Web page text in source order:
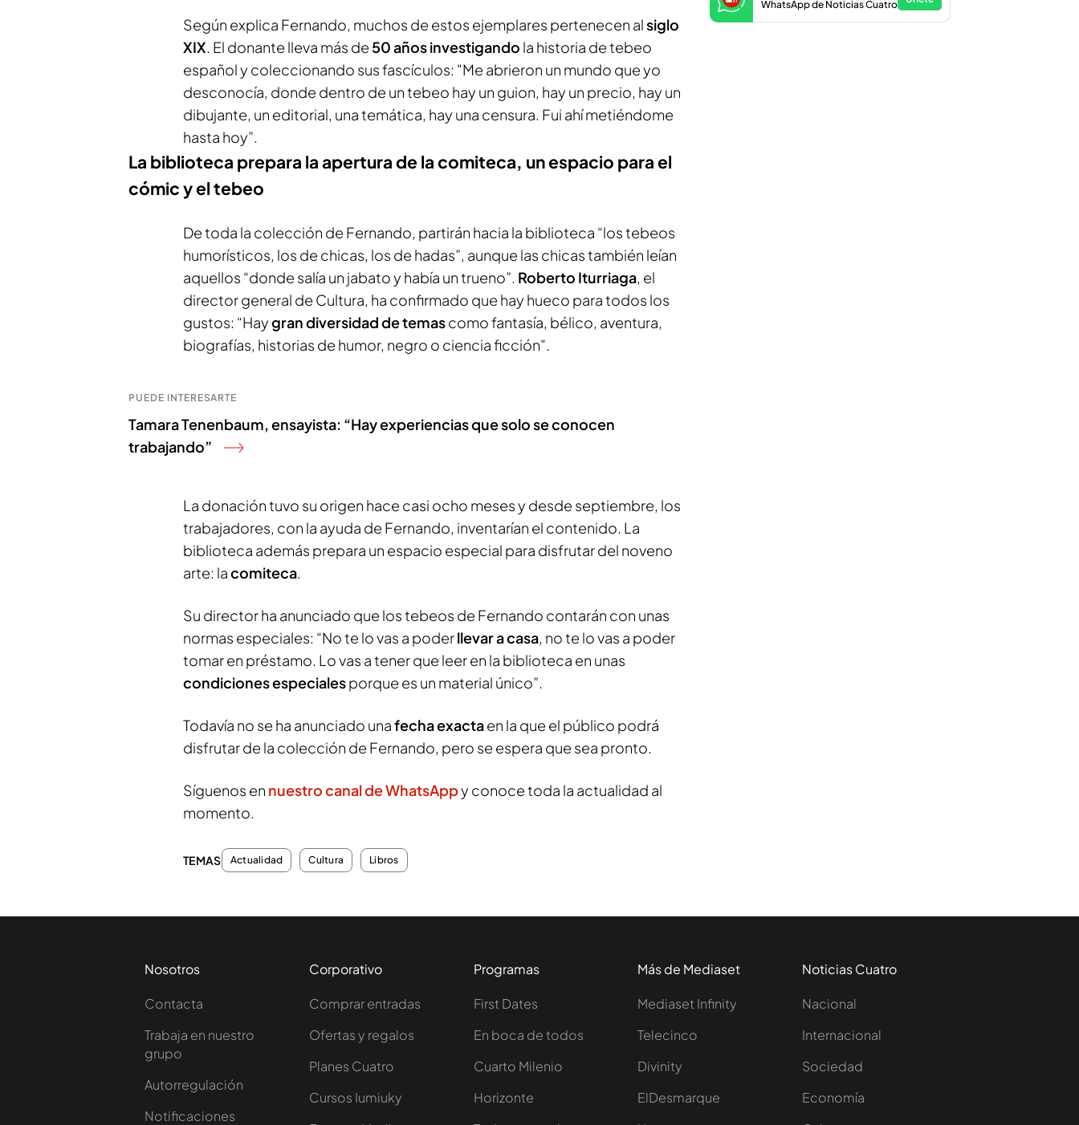
Según explica Fernando, muchos de estos ejemplares pertenecen alsiglo
XIX. El donante lleva más de 50 años investigando la historia de tebeo
español y coleccionando sus fascículos: "Me abrieron un mundo que yo
desconocía, donde dentro de un tebeo hay un guion, hay un precio, hay un
dibujante, un editorial, una temática, hay una censura. Fui ahí metiéndome
hasta hoy”.
La biblioteca prepara la apertura de la comiteca, un espacio para el
cómic y el tebeo
De toda la colección de Fernando, partirán hacia la biblioteca “los tebeos
humorísticos, los de chicas, los de hadas”, aunque las chicas también leían
aquellos “donde salía un jabato y había un trueno”. Roberto Iturriaga, el
director general de Cultura, ha confirmado que hay hueco para todos los
gustos: “Haygran diversidad de temascomo fantasía, bélico, aventura,
biografías, historias de humor, negro o ciencia ficción".
PUEDE INTERESARTE
Tamara Tenenbaum, ensayista: “Hay experiencias que solo se conocen
trabajando”
La donación tuvo su origen hace casi ocho meses y desde septiembre, los
trabajadores, con la ayuda de Fernando, inventarían el contenido. La
biblioteca además prepara un espacio especial para disfrutar del noveno
arte: lacomiteca.
WhatsApp de Noticias Cuatro
Su director ha anunciado que los tebeos de Fernando contarán con unas
normas especiales: “No te lo vas a poderllevar a casa, no te lo vas a poder
tomar en préstamo. Lo vas a tener que leer en la biblioteca en unas
condiciones especialesporque es un material único”.
Todavía no se ha anunciado unafecha exactaen la que el público podrá
disfrutar de la colección de Fernando, pero se espera que sea pronto.
Síguenos en nuestro canal de WhatsAppy conoce toda la actualidad al
momento.
TEMAS Actualidad Cultura Libros
Nosotros
Contacta
Trabaja en nuestro
grupo
Autorregulación
Notificaciones
Corporativo
Comprar entradas
Ofertas y regalos
Planes Cuatro
Cursos Iumiuky
Programas
First Dates
En boca de todos
Cuarto Milenio
Horizonte
Más de Mediaset
Mediaset Infinity
Telecinco
Divinity
ElDesmarque
Noticias Cuatro
Nacional
Internacional
Sociedad
Economía